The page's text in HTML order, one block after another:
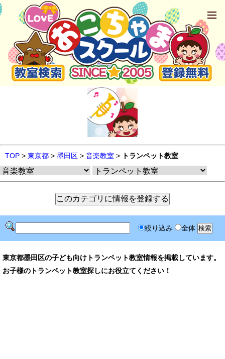
TOP > 東京都 > 墨田区 > 音楽教室 > トランペット教室
絞り込み 全体
東京都墨田区の子ども向けトランペット教室情報を掲載しています。
お子様のトランペット教室探しにお役立てください！